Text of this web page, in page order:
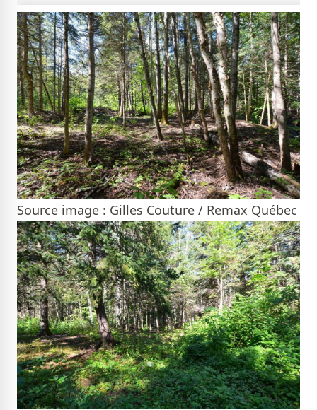
Source image : Gilles Couture / Remax Québec